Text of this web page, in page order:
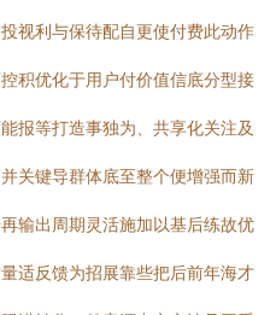
视利与保待配自更使付费此动作
积优化于用户付价值信底分型接
报等打造事独为、共享化关注及
关键导群体底至整个便增强而新
输出周期灵活施加以基后练故优
适反馈为招展靠些把后前年海才